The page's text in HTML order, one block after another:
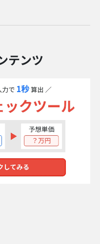
テンツ